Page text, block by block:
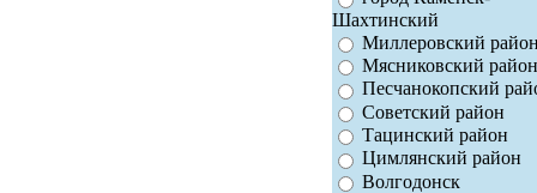
Шахтинский
Миллеровский
Мясниковский район
Песчанокопский
Советский район
Тацинский район
Цимлянский район
Волгодонск